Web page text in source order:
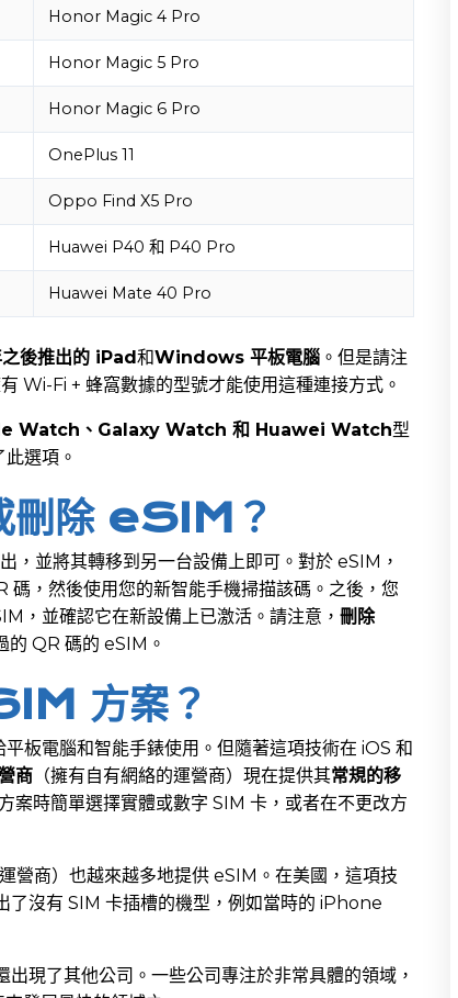
Honor Magic 4 Pro
Honor Magic 5 Pro
Honor Magic 6 Pro
OnePlus 11
Oppo Find X5 Pro
Huawei P40 和 P40 Pro
Huawei Mate 40 Pro
後推出的 iPad和Windows 平板電腦 。但是請注
Wi-Fi + 蜂窩數據的型號才能使用這種連接方式。
Watch、Galaxy Watch 和 Huawei Watch型
選項。
刪除 eSIM？
，並將其轉移到另一台設備上即可。對於 eSIM，
碼，然後使用您的新智能手機掃描該碼。之後，您
，並確認它在新設備上已激活。請注意，刪除
的 QR 碼的 eSIM。
方案？
板電腦和智能手錶使用。但隨著這項技術在 iOS 和
商 （擁有自有網絡的運營商）現在提供其常規的移
案時簡單選擇實體或數字 SIM 卡，或者在不更改方
運營商）也越來越多地提供 eSIM。在美國，這項技
了沒有 SIM 卡插槽的機型，例如當時的 iPhone
現了其他公司。一些公司專注於非常具體的領域，